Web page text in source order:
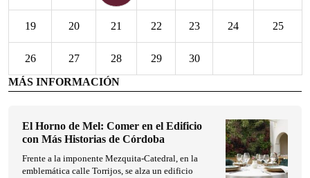
19 20 21 22 23 24 25
26 27 28 29
30
MÁS INFORMACIÓN
El Horno de Mel: Comer en el Edificio
con Más Historias de Córdoba
Frente a la imponente Mezquita-Catedral, en la
emblemática calle Torrijos, se alza un edificio